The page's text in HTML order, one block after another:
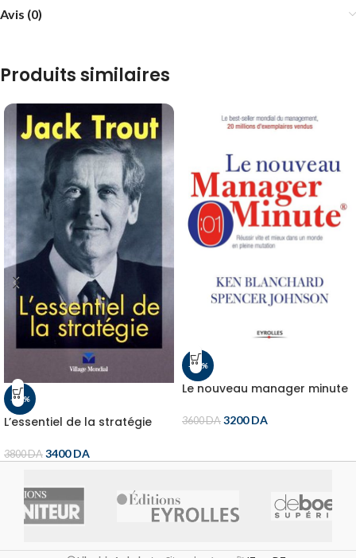
Avis (0)
Produits similaires
-11%
L’essentiel de la stratégie
3800DA 3400DA
-11%
Le nouveau manager minute
3600DA 3200DA